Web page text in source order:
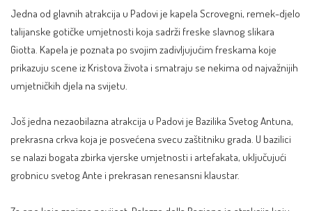
Jedna od glavnih atrakcija u Padovi je kapela Scrovegni, remek-djelo
talijanske gotičke umjetnosti koja sadrži freske slavnog slikara
Giotta. Kapela je poznata po svojim zadivljujućim freskama koje
prikazuju scene iz Kristova života i smatraju se nekima od najvažnijih
umjetničkih djela na svijetu.
Još jedna nezaobilazna atrakcija u Padovi je Bazilika Svetog Antuna,
prekrasna crkva koja je posvećena svecu zaštitniku grada. U bazilici
se nalazi bogata zbirka vjerske umjetnosti i artefakata, uključujući
grobnicu svetog Ante i prekrasan renesansni klaustar.